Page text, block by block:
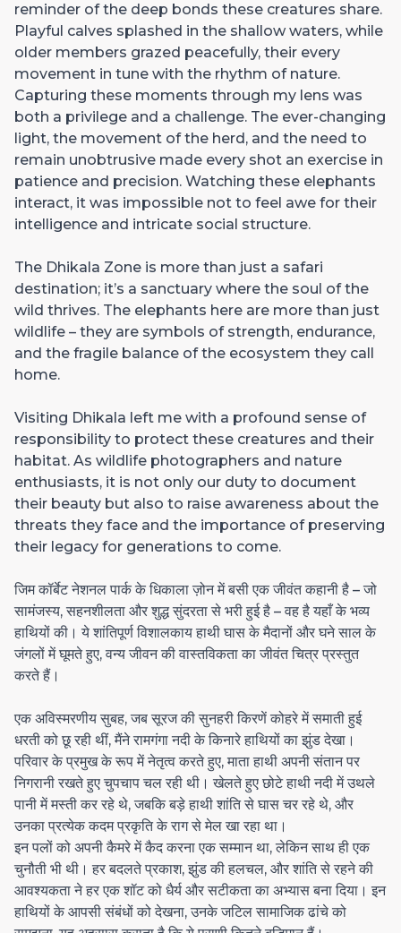
reminder of the deep bonds these creatures share.
Playful calves splashed in the shallow waters, while
older members grazed peacefully, their every
movement in tune with the rhythm of nature.
Capturing these moments through my lens was
both a privilege and a challenge. The ever-changing
light, the movement of the herd, and the need to
remain unobtrusive made every shot an exercise in
patience and precision. Watching these elephants
interact, it was impossible not to feel awe for their
intelligence and intricate social structure.
The Dhikala Zone is more than just a safari
destination; it’s a sanctuary where the soul of the
wild thrives. The elephants here are more than just
wildlife – they are symbols of strength, endurance,
and the fragile balance of the ecosystem they call
home.
Visiting Dhikala left me with a profound sense of
responsibility to protect these creatures and their
habitat. As wildlife photographers and nature
enthusiasts, it is not only our duty to document
their beauty but also to raise awareness about the
threats they face and the importance of preserving
their legacy for generations to come.
जिम कॉर्बेट नेशनल पार्क के धिकाला ज़ोन में बसी एक जीवंत कहानी है – जो
सामंजस्य, सहनशीलता और शुद्ध सुंदरता से भरी हुई है – वह है यहाँ के भव्य
हाथियों की। ये शांतिपूर्ण विशालकाय हाथी घास के मैदानों और घने साल के
जंगलों में घूमते हुए, वन्य जीवन की वास्तविकता का जीवंत चित्र प्रस्तुत
करते हैं।
एक अविस्मरणीय सुबह, जब सूरज की सुनहरी किरणें कोहरे में समाती हुई
धरती को छू रही थीं, मैंने रामगंगा नदी के किनारे हाथियों का झुंड देखा।
परिवार के प्रमुख के रूप में नेतृत्व करते हुए, माता हाथी अपनी संतान पर
निगरानी रखते हुए चुपचाप चल रही थी। खेलते हुए छोटे हाथी नदी में उथले
पानी में मस्ती कर रहे थे, जबकि बड़े हाथी शांति से घास चर रहे थे, और
उनका प्रत्येक कदम प्रकृति के राग से मेल खा रहा था।
इन पलों को अपनी कैमरे में कैद करना एक सम्मान था, लेकिन साथ ही एक
चुनौती भी थी। हर बदलते प्रकाश, झुंड की हलचल, और शांति से रहने की
आवश्यकता ने हर एक शॉट को धैर्य और सटीकता का अभ्यास बना दिया। इन
हाथियों के आपसी संबंधों को देखना, उनके जटिल सामाजिक ढांचे को